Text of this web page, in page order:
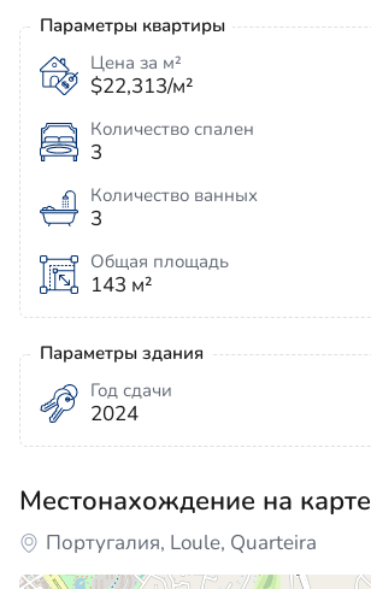
Параметры квартиры
Цена за м²
$22,313/м²
Количество спален
3
Количество ванных
3
Общая площадь
143 м²
Параметры здания
Год сдачи
2024
Местонахождение на карте
Португалия, Loule, Quarteira